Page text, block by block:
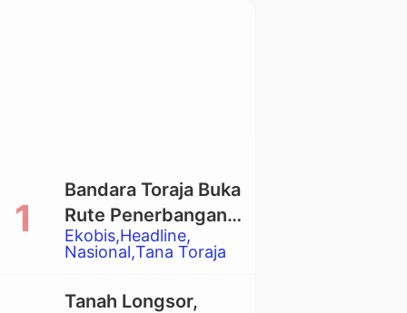
Ekobis Headline
Nasional Tana Toraja
Bandara Toraja Buka
Rute Penerbangan
Langsung Toraja-
Balikpapan
Tanah Longsor,